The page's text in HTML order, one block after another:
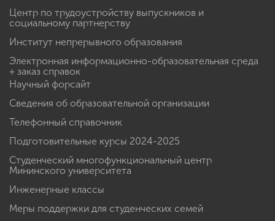
Центр по трудоустройству выпускников и
социальному партнерству
Институт непрерывного образования
Электронная информационно-образовательная среда
+ заказ справок
Научный форсайт
Сведения об образовательной организации
Телефонный справочник
Подготовительные курсы 2024-2025
Студенческий многофункциональный центр
Мининского университета
Инженерные классы
Меры поддержки для студенческих семей